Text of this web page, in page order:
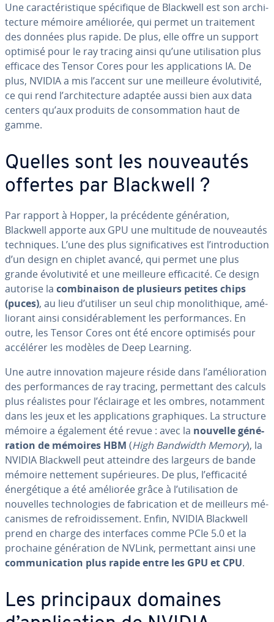
Une ca­rac­té­ris­tique spé­ci­fique de Blackwell est son ar­chi­
tec­ture mémoire améliorée, qui permet un trai­te­ment
des données plus rapide. De plus, elle offre un support
optimisé pour le ray tracing ainsi qu’une uti­li­sa­tion plus
efficace des Tensor Cores pour les ap­pli­ca­tions IA. De
plus, NVIDIA a mis l’accent sur une meilleure évo­lu­ti­vité,
ce qui rend l’ar­chi­tec­ture adaptée aussi bien aux data
centers qu’aux produits de con­som­ma­tion haut de
gamme.
Quelles sont les nou­veau­tés
offertes par Blackwell ?
Par rapport à Hopper, la pré­cé­dente gé­né­ra­tion,
Blackwell apporte aux GPU une multitude de nou­veau­tés
tech­niques. L’une des plus sig­ni­fi­ca­tives est l’in­tro­duc­tion
d’un design en chiplet avancé, qui permet une plus
grande évo­lu­ti­vité et une meilleure ef­fi­ca­cité. Ce design
autorise la com­bi­nai­son de plusieurs petites chips
(puces), au lieu d’utiliser un seul chip mo­no­li­thique, amé­
lio­rant ainsi con­si­dé­ra­ble­ment les per­for­mances. En
outre, les Tensor Cores ont été encore optimisés pour
accélérer les modèles de Deep Learning.
Une autre in­no­va­tion majeure réside dans l’amé­lio­ra­tion
des per­for­mances de ray tracing, per­met­tant des calculs
plus réalistes pour l’éclairage et les ombres, notamment
dans les jeux et les ap­pli­ca­tions gra­phiques. La structure
mémoire a également été revue : avec la nouvelle gé­né­
ra­tion de mémoires HBM (High Bandwidth Memory), la
NVIDIA Blackwell peut atteindre des largeurs de bande
mémoire nettement su­pé­rieures. De plus, l’ef­fi­ca­cité
éner­gé­tique a été améliorée grâce à l’uti­li­sa­tion de
nouvelles tech­no­lo­gies de fa­bri­ca­tion et de meilleurs mé­
ca­nismes de re­froi­dis­se­ment. Enfin, NVIDIA Blackwell
prend en charge des in­ter­faces comme PCIe 5.0 et la
prochaine gé­né­ra­tion de NVLink, per­met­tant ainsi une
com­mu­ni­ca­tion plus rapide entre les GPU et CPU.
Les prin­ci­paux domaines